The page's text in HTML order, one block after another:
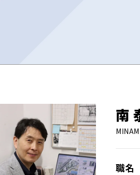
南
職名